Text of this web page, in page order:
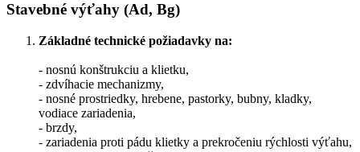
Stavebné výťahy (Ad, Bg)
Základné technické požiadavky na:
- nosnú konštrukciu a klietku,
- zdvíhacie mechanizmy,
- nosné prostriedky, hrebene, pastorky, bubny, kladky,
vodiace zariadenia,
- brzdy,
- zariadenia proti pádu klietky a prekročeniu rýchlosti výťahu,